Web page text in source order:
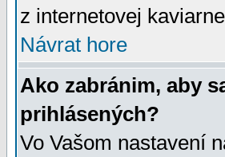
z internetovej
Návrat hore
Ako zabránim, aby
prihlásených?
Vo Vašom nastavení